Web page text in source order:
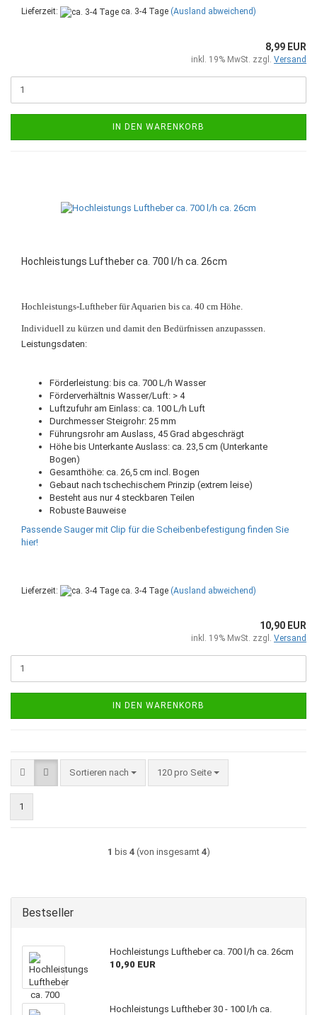
Lieferzeit: ca. 3-4 Tage (Ausland abweichend)
8,99 EUR
inkl. 19% MwSt. zzgl. Versand
IN DEN WARENKORB
Hochleistungs Luftheber ca. 700 l/h ca. 26cm
Hochleistungs-Luftheber für Aquarien bis ca. 40 cm Höhe.
Individuell zu kürzen und damit den Bedürfnissen anzupasssen.
Leistungsdaten:
Förderleistung: bis ca. 700 L/h Wasser
Förderverhältnis Wasser/Luft: > 4
Luftzufuhr am Einlass: ca. 100 L/h Luft
Durchmesser Steigrohr: 25 mm
Führungsrohr am Auslass, 45 Grad abgeschrägt
Höhe bis Unterkante Auslass: ca. 23,5 cm (Unterkante
Bogen)
Gesamthöhe: ca. 26,5 cm incl. Bogen
Gebaut nach tschechischem Prinzip (extrem leise)
Besteht aus nur 4 steckbaren Teilen
Robuste Bauweise
Passende Sauger mit Clip für die Scheibenbefestigung finden Sie
hier!
Lieferzeit: ca. 3-4 Tage (Ausland abweichend)
10,90 EUR
inkl. 19% MwSt. zzgl. Versand
IN DEN WARENKORB
Sortieren nach
Sortieren nach 120 pro Seite
pro Seite
1
1 bis 4(von insgesamt 4)
Bestseller
Hochleistungs Luftheber ca. 700 l/h ca. 26cm
10,90 EUR
Hochleistungs Luftheber 30 - 100 l/h ca.